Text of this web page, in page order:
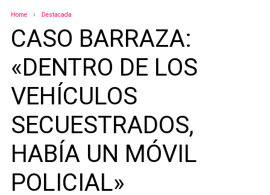
Home Destacada
CASO BARRAZA:
«DENTRO DE LOS
VEHÍCULOS
SECUESTRADOS,
HABÍA UN MÓVIL
POLICIAL»